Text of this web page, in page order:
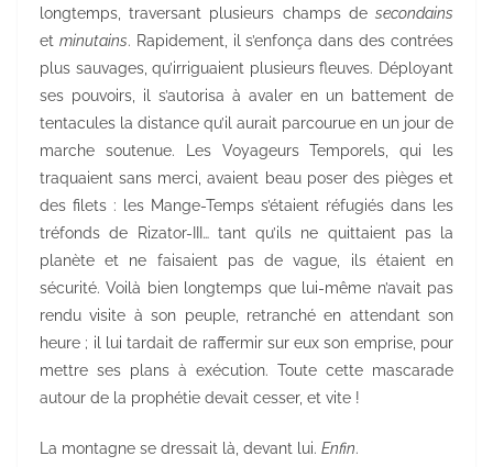
longtemps, traversant plusieurs champs de secondains
et minutains. Rapidement, il s’enfonça dans des contrées
plus sauvages, qu’irriguaient plusieurs fleuves. Déployant
ses pouvoirs, il s’autorisa à avaler en un battement de
tentacules la distance qu’il aurait parcourue en un jour de
marche soutenue. Les Voyageurs Temporels, qui les
traquaient sans merci, avaient beau poser des pièges et
des filets : les Mange-Temps s’étaient réfugiés dans les
tréfonds de Rizator-III… tant qu’ils ne quittaient pas la
planète et ne faisaient pas de vague, ils étaient en
sécurité. Voilà bien longtemps que lui-même n’avait pas
rendu visite à son peuple, retranché en attendant son
heure ; il lui tardait de raffermir sur eux son emprise, pour
mettre ses plans à exécution. Toute cette mascarade
autour de la prophétie devait cesser, et vite !
La montagne se dressait là, devant lui. Enfin.